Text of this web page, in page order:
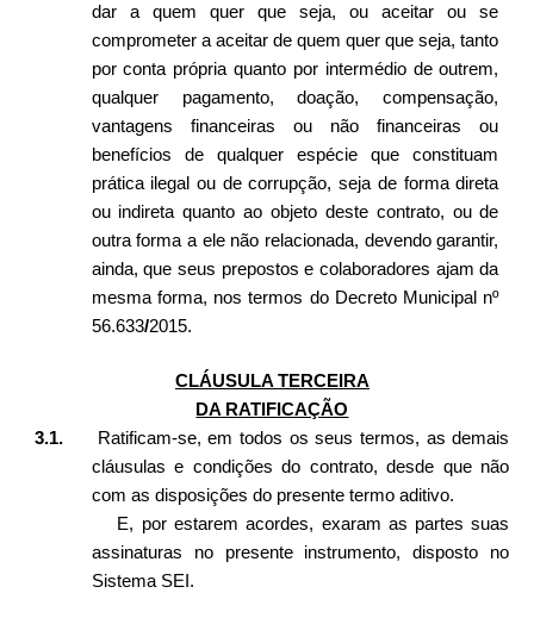
dar a quem quer que seja, ou aceitar ou se
comprometer a aceitar de quem quer que seja, tanto
por conta própria quanto por intermédio de outrem,
qualquer pagamento, doação, compensação,
vantagens financeiras ou não financeiras ou
benefícios de qualquer espécie que constituam
prática ilegal ou de corrupção, seja de forma direta
ou indireta quanto ao objeto deste contrato, ou de
outra forma a ele não relacionada, devendo garantir,
ainda, que seus prepostos e colaboradores ajam da
mesma forma, nos termos do Decreto Municipal nº
56.633/2015.
CLÁUSULA TERCEIRA
DA RATIFICAÇÃO
3.1.
Ratificam-se, em todos os seus termos, as demais
cláusulas e condições do contrato, desde que não
com as disposições do presente termo aditivo.
E, por estarem acordes, exaram as partes suas
assinaturas no presente instrumento, disposto no
Sistema SEI.